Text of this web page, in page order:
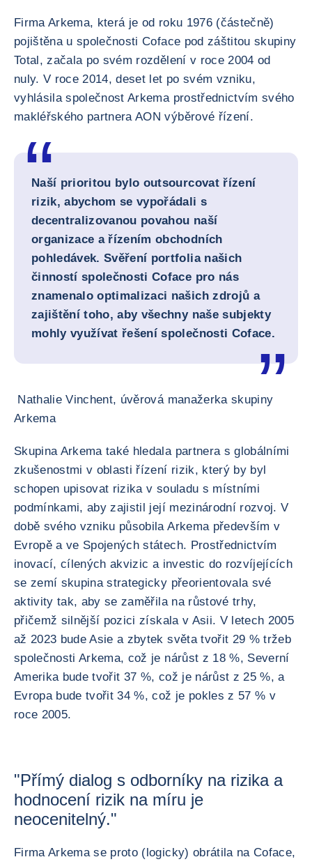
Firma Arkema, která je od roku 1976 (částečně)
pojištěna u společnosti Coface pod záštitou skupiny
Total, začala po svém rozdělení v roce 2004 od
nuly. V roce 2014, deset let po svém vzniku,
vyhlásila společnost Arkema prostřednictvím svého
makléřského partnera AON výběrové řízení.
Naší prioritou bylo outsourcovat řízení
rizik, abychom se vypořádali s
decentralizovanou povahou naší
organizace a řízením obchodních
pohledávek. Svěření portfolia našich
činností společnosti Coface pro nás
znamenalo optimalizaci našich zdrojů a
zajištění toho, aby všechny naše subjekty
mohly využívat řešení společnosti Coface.
Nathalie Vinchent, úvěrová manažerka skupiny
Arkema
Skupina Arkema také hledala partnera s globálními
zkušenostmi v oblasti řízení rizik, který by byl
schopen upisovat rizika v souladu s místními
podmínkami, aby zajistil její mezinárodní rozvoj. V
době svého vzniku působila Arkema především v
Evropě a ve Spojených státech. Prostřednictvím
inovací, cílených akvizic a investic do rozvíjejících
se zemí skupina strategicky přeorientovala své
aktivity tak, aby se zaměřila na růstové trhy,
přičemž silnější pozici získala v Asii. V letech 2005
až 2023 bude Asie a zbytek světa tvořit 29 % tržeb
společnosti Arkema, což je nárůst z 18 %, Severní
Amerika bude tvořit 37 %, což je nárůst z 25 %, a
Evropa bude tvořit 34 %, což je pokles z 57 % v
roce 2005.
"Přímý dialog s odborníky na rizika a
hodnocení rizik na míru je
neocenitelný."
Firma Arkema se proto (logicky) obrátila na Coface,